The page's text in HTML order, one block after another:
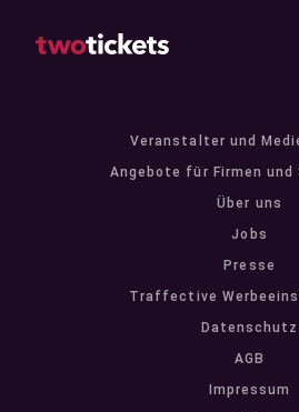
Veranstalter und
Angebote für Firmen und
Über uns
Jobs
Presse
Traffective
Datenschutz
AGB
Impressum